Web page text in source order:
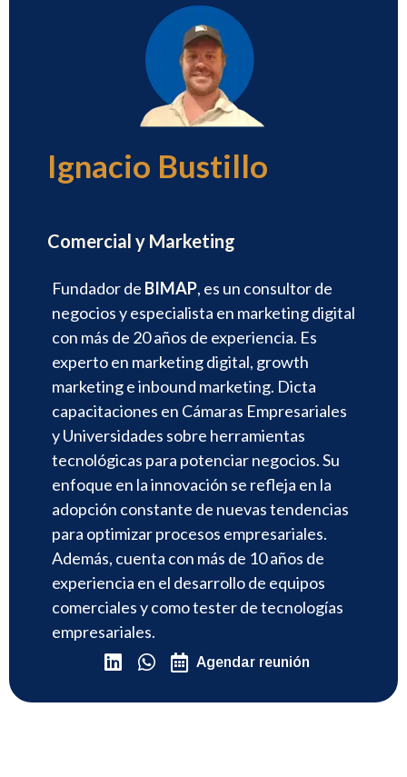
Ignacio Bustillo
Comercial y Marketing
Fundador de BIMAP, es un consultor de
negocios y especialista en marketing digital
con más de 20 años de experiencia. Es
experto en marketing digital, growth
marketing e inbound marketing. Dicta
capacitaciones en Cámaras Empresariales
y Universidades sobre herramientas
tecnológicas para potenciar negocios. Su
enfoque en la innovación se refleja en la
adopción constante de nuevas tendencias
para optimizar procesos empresariales.
Además, cuenta con más de 10 años de
experiencia en el desarrollo de equipos
comerciales y como tester de tecnologías
empresariales.
Agendar reunión